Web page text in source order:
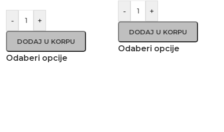
- +
DODAJ U KORPU
Odaberi opcije
- +
DODAJ U KORPU
Odaberi opcije